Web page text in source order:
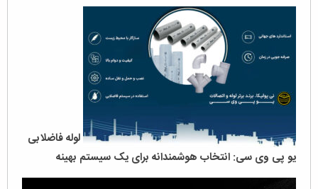
لوله‌ فاضلابی
یو پی وی سی: انتخاب هوشمندانه برای یک سیستم بهینه